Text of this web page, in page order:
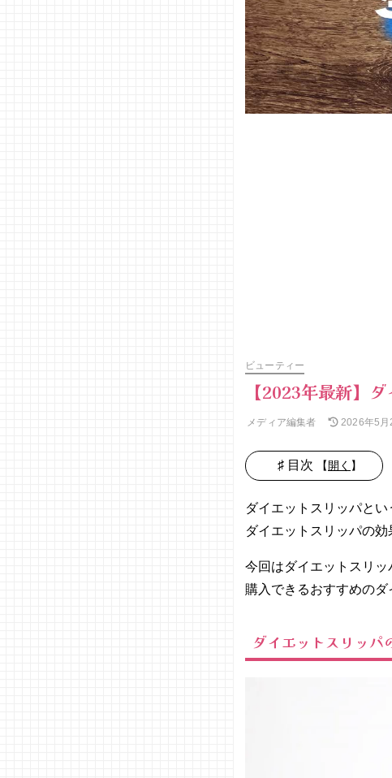
ビューティー
【2023年最新】
メディア編集者 2026年5月
♯ 目次 【開く 】
ットスリッ
パの効果
− 血流
が良く
なる・
の軽減
− 腹
ダイエットスリッパと
ダイエットスリッパの
今回はダイエットスリ
購入できるおすすめのダ
ダイエットスリッパ